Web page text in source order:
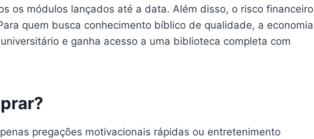
os módulos lançados até a data. Além disso, o risco financeiro
quem busca conhecimento bíblico de qualidade, a economia
e ganha acesso a uma biblioteca completa com
pregações motivacionais rápidas ou entretenimento